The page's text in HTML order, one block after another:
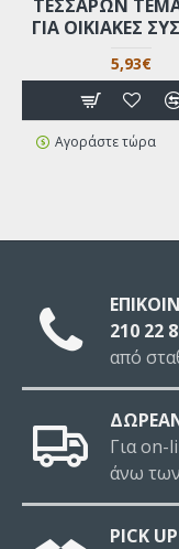
ΤΕΣΣΆΡΩΝ
ΓΙΑ ΟΙΚΙΑΚΈΣ
5,93€
Αγοράστε τώρα
210 22
από
Για on-
άνω
PICK